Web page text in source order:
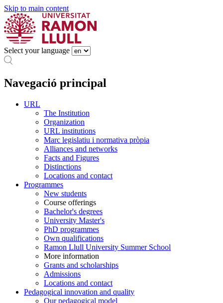
Skip to main content
Select your language
Navegació principal
URL
The Institution
Organization
URL institutions
Marc legislatiu i normativa pròpia
Alliances and networks
Facts and Figures
Distinctions
Locations and contact
Programmes
New students
Course offerings
Bachelor's degrees
University Master's
PhD programmes
Own qualifications
Ramon Llull University Summer School
More information
Grants and scholarships
Admissions
Locations and contact
Pedagogical innovation and quality
Our pedagogical model